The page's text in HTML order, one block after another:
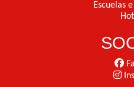
Escuelas